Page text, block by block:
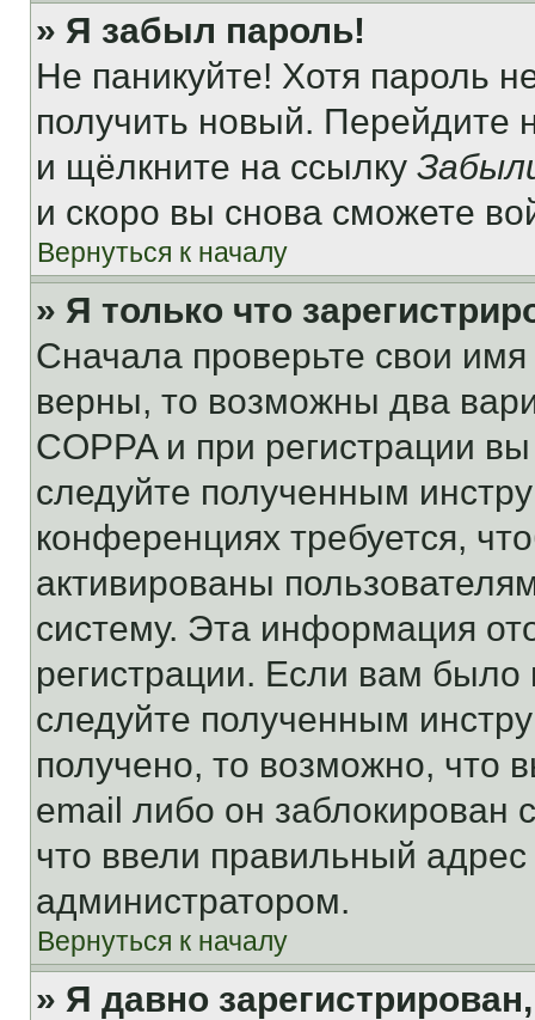
» Я забыл пароль!
Не паникуйте! Хотя пароль
получить новый. Перейдите
и щёлкните на ссылку
и скоро вы снова сможете
Вернуться к началу
» Я только что
Сначала проверьте свои
верны, то возможны два
COPPA и при регистрации
следуйте полученным
конференциях требуется,
активированы
систему. Эта информация
регистрации. Если вам
следуйте полученным
получено, то возможно, что
email либо он
что ввели правильный адрес
администратором.
Вернуться к началу
» Я давно